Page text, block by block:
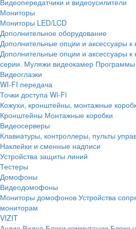
Видеопередатчики и видеоусилители
Мониторы
Мониторы LED/LCD
Дополнительное оборудование
Дополнительные опции и аксессуары к
Дополнительные опции и аксессуары к
серии. Муляжи видеокамер
Видеоглазки
WI-FI передача
Точки доступа Wi-Fi
Кожухи, кронштейны, монтажные
Кронштейны Монтажные коробки
Видеосерверы
Клавиатуры, контроллеры, пульты
Наклейки и сменные надписи
Устройства защиты линий
Тестеры
Домофоны
Видеодомофоны
Мониторы домофонов Устройства
мониторам
VIZIT